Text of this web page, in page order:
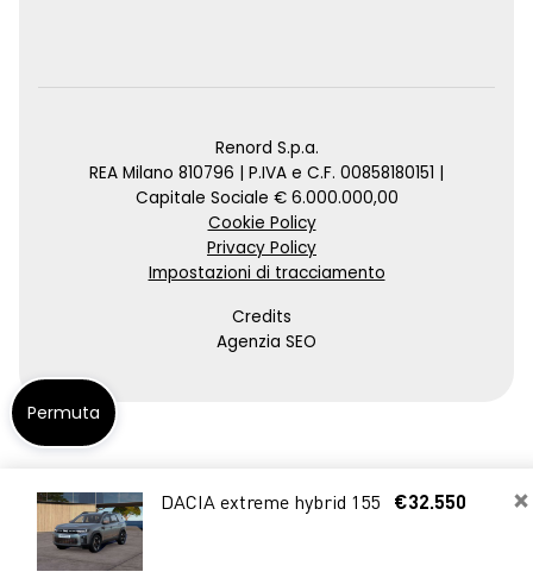
×
DACIA extreme hybrid 155 €32.550
Renord S.p.a.
REA Milano 810796 | P.IVA e C.F. 00858180151 |
Capitale Sociale € 6.000.000,00
Cookie Policy
Privacy Policy
Impostazioni di tracciamento
Credits
Agenzia SEO
Permuta